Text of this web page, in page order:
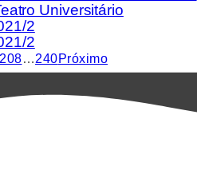
Universitário
2
2
208…240Próximo